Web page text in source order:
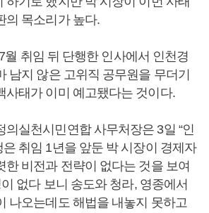
의 목소리가 높다.
월 취임 뒤 단행한 인사에서 인천경
남지 않은 고위직 공무원을 무더기
사태가 이미 예고됐다는 것이다.
의실천시민연합 사무처장은 3일 “인
취임 1년을 앞둔 박 시장이 경제자
한 비전과 전략이 없다는 것을 보여
이 없다 보니 송도와 청라, 영종에서
나오는데도 해법을 내놓지 못하고